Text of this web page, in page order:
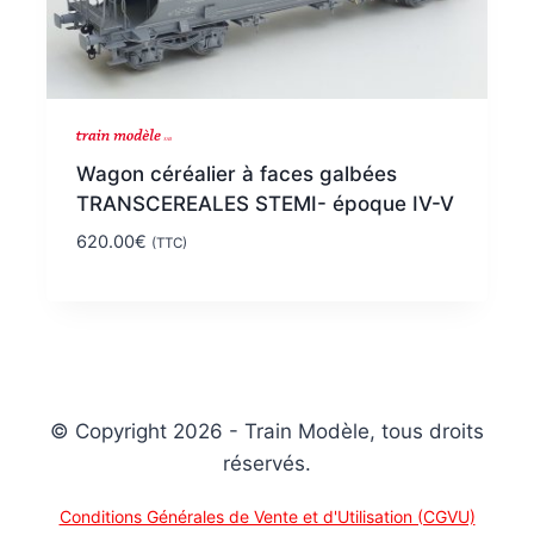
Wagon céréalier à faces galbées
TRANSCEREALES STEMI- époque IV-V
620.00€ (TTC)
© Copyright 2026 - Train Modèle, tous droits
réservés.
Conditions Générales de Vente et d'Utilisation (CGVU)